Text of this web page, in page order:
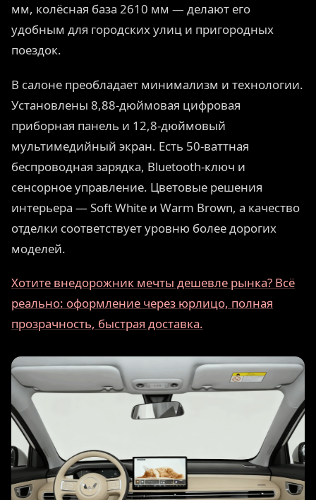
мм, колёсная база 2610 мм — делают его
удобным для городских улиц и пригородных
поездок.
В салоне преобладает минимализм и технологии.
Установлены 8,88-дюймовая цифровая
приборная панель и 12,8-дюймовый
мультимедийный экран. Есть 50-ваттная
беспроводная зарядка, Bluetooth-ключ и
сенсорное управление. Цветовые решения
интерьера — Soft White и Warm Brown, а качество
отделки соответствует уровню более дорогих
моделей.
Хотите внедорожник мечты дешевле рынка? Всё
реально: оформление через юрлицо, полная
прозрачность, быстрая доставка.